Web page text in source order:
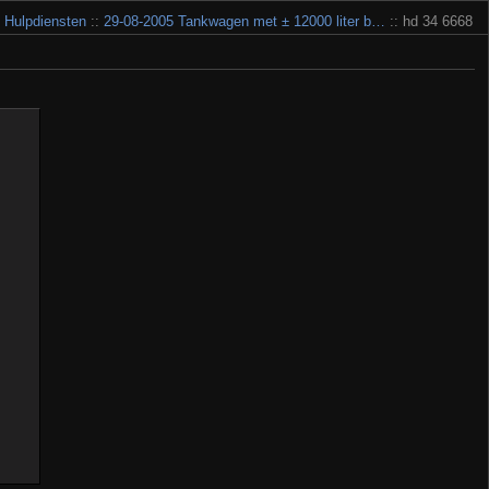
Hulpdiensten :: 29-08-2005 Tankwagen met ± 12000 liter b… :: hd 34 6668